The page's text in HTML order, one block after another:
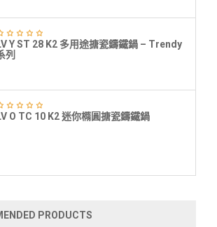
Y ST 28 K2 多用途搪瓷鑄鐵鍋 – Trendy
列
O TC 10 K2 迷你橢圓搪瓷鑄鐵鍋
PRODUCTS